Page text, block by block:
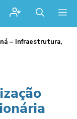
– Infraestrutura,